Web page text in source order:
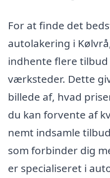
For at finde det
autolakering i
indhente flere
værksteder. Dette
billede af, hvad
du kan forvente af
nemt indsamle
som forbinder dig
er specialiseret i